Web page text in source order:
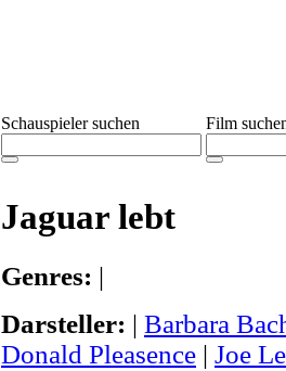
Schauspieler suchen Film
Jaguar lebt
Genres: |
Darsteller: | Barbara
Donald Pleasence | Joe